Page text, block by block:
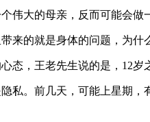
伟大的母亲，反而可能会做
来的就是身体的问题，为什
态，王老先生说的是，12岁
私。前几天，可能上星期